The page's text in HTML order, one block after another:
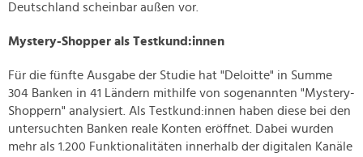
Deutschland scheinbar außen vor.
Mystery-Shopper als Testkund:innen
Für die fünfte Ausgabe der Studie hat "Deloitte" in Summe
304 Banken in 41 Ländern mithilfe von sogenannten "Mystery-
Shoppern" analysiert. Als Testkund:innen haben diese bei den
untersuchten Banken reale Konten eröffnet. Dabei wurden
mehr als 1.200 Funktionalitäten innerhalb der digitalen Kanäle